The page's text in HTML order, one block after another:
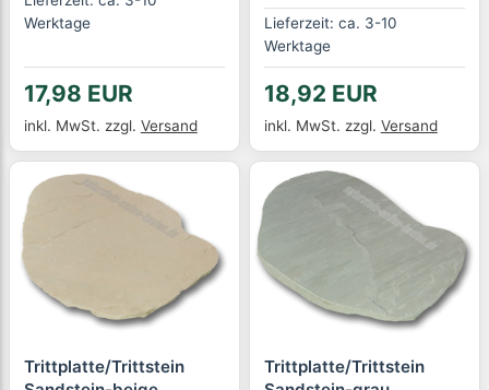
Werktage
17,98 EUR
inkl. MwSt. zzgl. Versand
Lieferzeit: ca. 3-10
Werktage
18,92 EUR
inkl. MwSt. zzgl. Versand
Trittplatte/Trittstein
Trittplatte/Trittstein